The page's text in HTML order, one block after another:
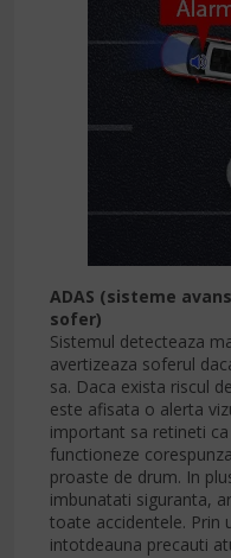
ADAS (sisteme
sofer)
Sistemul detecteaza
avertizeaza soferul
sa. Daca exista riscul
este afisata o alerta
important sa retineti
functioneze
proaste de drum. In
imbunatati siguranta,
toate accidentele. Prin
intotdeauna precauti